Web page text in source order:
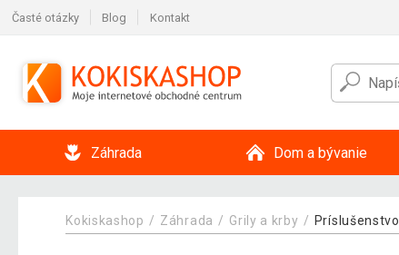
Časté otázky Blog Kontakt
Záhrada Dom a bývanie
Kokiskashop Záhrada Grily a krby Príslušenstvo